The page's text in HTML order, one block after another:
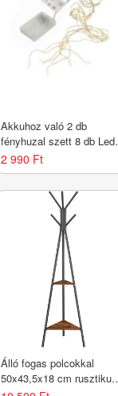
Akkuhoz való 2 db
fényhuzal szett 8 db Led
meleg fehér
2 990 Ft
Álló fogas polcokkal
50x43,5x18 cm rusztikus
barna